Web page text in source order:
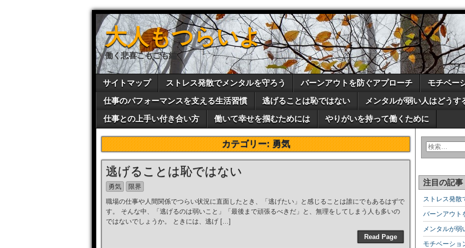
大人もつらいよ
働く悲喜こもごも編
サイトマップ ストレス発散でメンタルを守ろう バーンアウトを防ぐアプローチ モチベー
仕事のパフォーマンスを支える生活習慣 逃げることは恥ではない メンタルが弱い人はどうす
仕事との上手い付き合い方 働いて幸せを掴むためには やりがいを持って働くために
カテゴリー:勇気
逃げることは恥ではない
勇気
限界
職場の仕事や人間関係でつらい状況に直面したとき、「逃げたい」と感じることは誰にでもあるはずで
す。 そんな中、「逃げるのは弱いこと」「最後まで頑張るべきだ」と、無理をしてしまう人も多いの
ではないでしょうか。 ときには、逃げ […]
Read Page
注目の記事
ストレス発散
バーンアウト
メンタルが弱
モチベーショ